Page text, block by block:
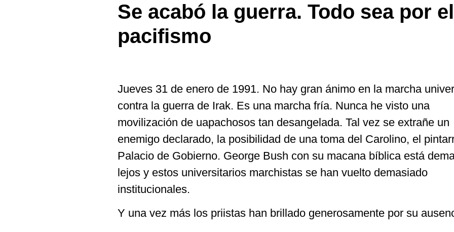
Se acabó la guerra. Todo sea por el
pacifismo
Jueves 31 de enero de 1991. No hay gran ánimo en la marcha
contra la guerra de Irak. Es una marcha fría. Nunca he visto una
movilización de uapachosos tan desangelada. Tal vez se extrañe un
enemigo declarado, la posibilidad de una toma del Carolino, el
Palacio de Gobierno. George Bush con su macana bíblica está
lejos y estos universitarios marchistas se han vuelto demasiado
institucionales.
Y una vez más los priistas han brillado generosamente por su